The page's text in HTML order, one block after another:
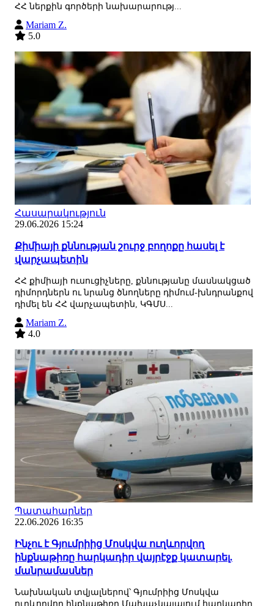
ՀՀ ներքին գործերի նախարարությ...
Mariam Z.
5.0
Հասարակություն
29.06.2026 15:24
Քիմիայի քննության շուրջ բողոքը հասել է
վարչապետին
ՀՀ քիմիայի ուսուցիչները, քննությանը մասնակցած
դիմորդներն ու նրանց ծնողները դիմում-խնդրանքով
դիմել են ՀՀ վարչապետին, ԿԳՄՍ...
Mariam Z.
4.0
Պատահարներ
22.06.2026 16:35
Ինչու է Գյումրիից Մոսկվա ուղևորվող
ինքնաթիռը հարկադիր վայրէջք կատարել.
մանրամասներ
Նախնական տվյալներով՝ Գյումրիից Մոսկվա
ուղևորվող ինքնաթիռը Մախաչկալայում հարկադիր